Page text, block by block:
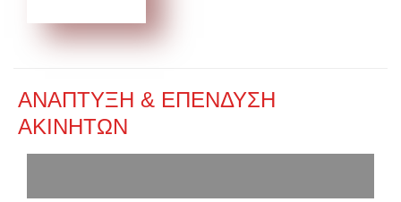
ΑΝΑΠΤΥΞΗ & ΕΠΕΝΔΥΣΗ
ΑΚΙΝΗΤΩΝ